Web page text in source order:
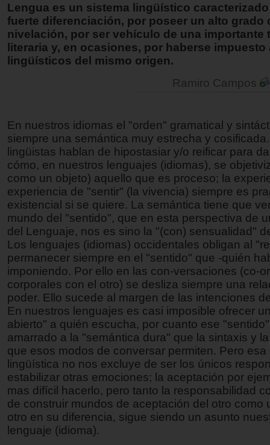
Lengua es un sistema lingüístico
fuerte diferenciación, por poseer un alto grado
nivelación, por ser vehículo de una importante
literaria y, en ocasiones, por haberse impuesto
lingüísticos del mismo origen.
Ramiro Campos
En nuestros idiomas el "orden" gramatical y
siempre una semántica muy estrecha y
lingüistas hablan de hipostasiar y/o reificar para
cómo, en nuestros lenguajes (idiomas), se
como un objeto) aquello que es proceso; la
experiencia de "sentir" (la vivencia) siempre es
existencial si se quiere. La semántica tiene que
mundo del "sentido", que en esta perspectiva de
del Lenguaje, nos es sino la "(con) sensualidad"
Los lenguajes (idiomas) occidentales obligan al
permanecer siempre en el "sentido" que -quién
imponiendo. Por ello en las con-versaciones (co-
corporales con el otro) se desliza siempre una
poder. Ello sucede al margen de las intenciones
En nuestros lenguajes es casi imposible ofrecer
abierto" a quién escucha, por cuanto ese
amarrado a la "semántica dura" que la sintaxis y
que esos modos de conversar permiten. Pero esa
lingüística no nos excluye de ser los únicos
estabilizar otras emociones; la aceptación por
mas difícil hacerlo, pero tanto la responsabilidad
de construir mundos de aceptación del otro como
otro en su diferencia, sigue siendo un asunto
lenguaje (idioma).